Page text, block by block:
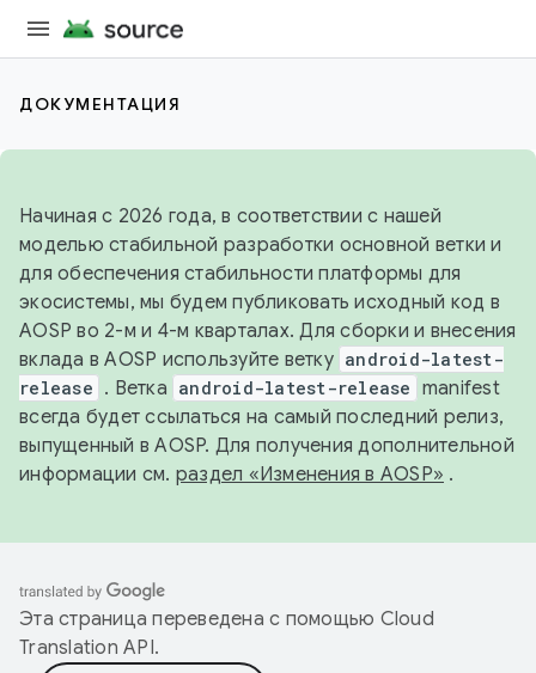
ДОКУМЕНТАЦИЯ
Начиная с 2026 года, в соответствии с нашей
моделью стабильной разработки основной ветки и
для обеспечения стабильности платформы для
экосистемы, мы будем публиковать исходный код в
AOSP во 2-м и 4-м кварталах. Для сборки и внесения
вклада в AOSP используйте ветку android-latest-
release . Ветка android-latest-release manifest
всегда будет ссылаться на самый последний релиз,
выпущенный в AOSP. Для получения дополнительной
информации см. раздел «Изменения в AOSP» .
Эта страница переведена с помощью Cloud
Translation API.